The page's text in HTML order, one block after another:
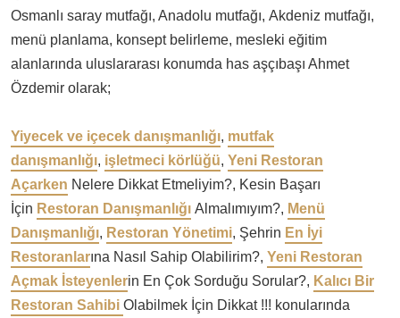
Osmanlı saray mutfağı, Anadolu mutfağı, Akdeniz mutfağı,
menü planlama, konsept belirleme, mesleki eğitim
alanlarında uluslararası konumda has aşçıbaşı Ahmet
Özdemir olarak;
Yiyecek ve içecek danışmanlığı, mutfak
danışmanlığı, işletmeci körlüğü, Yeni Restoran
Açarken Nelere Dikkat Etmeliyim?, Kesin Başarı
İçin Restoran Danışmanlığı Almalımıyım?, Menü
Danışmanlığı, Restoran Yönetimi, Şehrin En İyi
Restoranlarına Nasıl Sahip Olabilirim?, Yeni Restoran
Açmak İsteyenlerin En Çok Sorduğu Sorular?, Kalıcı Bir
Restoran Sahibi Olabilmek İçin Dikkat !!! konularında